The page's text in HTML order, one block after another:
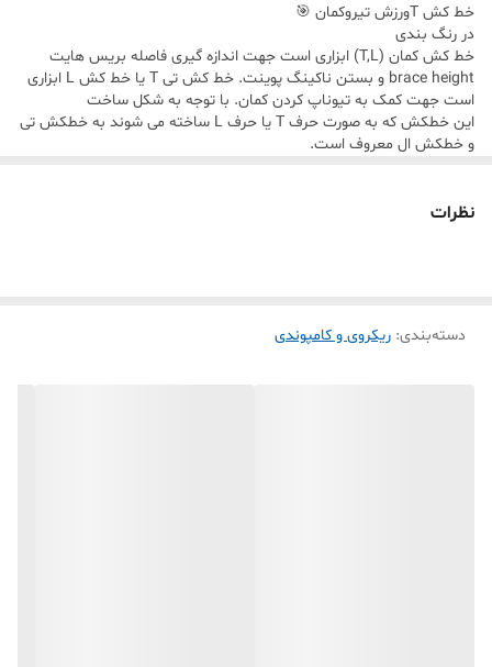
خط کش Tورزش تیروکمان 🎯
در رنگ بندی
خط کش کمان (T,L) ابزاری است جهت اندازه گیری فاصله بریس هایت
brace height و بستن ناکینگ پوینت. خط کش تی T یا خط کش L ابزاری
است جهت کمک به تیوناپ کردن کمان. با توجه به شکل ساخت
این خطکش که به صورت حرف T یا حرف L ساخته می شوند به خطکش تی
و خطکش ال معروف است.
نظرات
دسته‌بندی: ریکروی و کامپوندی